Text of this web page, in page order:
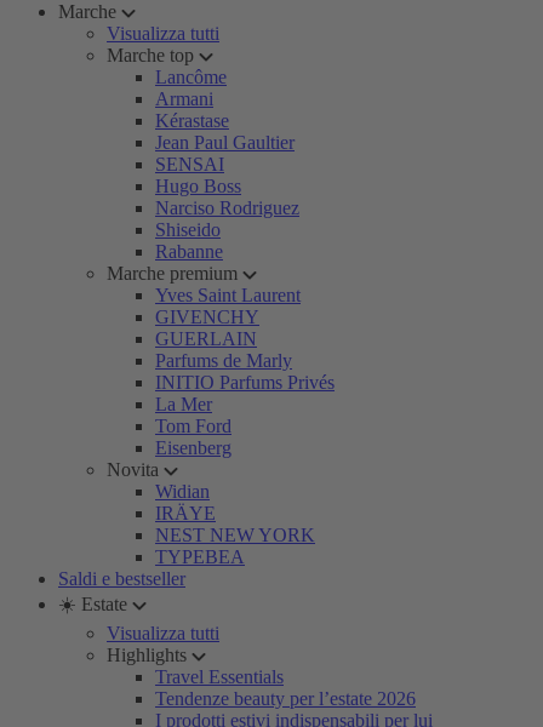
Marche
Visualizza tutti
Marche top
Lancôme
Armani
Kérastase
Jean Paul Gaultier
SENSAI
Hugo Boss
Narciso Rodriguez
Shiseido
Rabanne
Marche premium
Yves Saint Laurent
GIVENCHY
GUERLAIN
Parfums de Marly
INITIO Parfums Privés
La Mer
Tom Ford
Eisenberg
Novita
Widian
IRÄYE
NEST NEW YORK
TYPEBEA
Saldi e bestseller
☀️ Estate
Visualizza tutti
Highlights
Travel Essentials
Tendenze beauty per l’estate 2026
I prodotti estivi indispensabili per lui